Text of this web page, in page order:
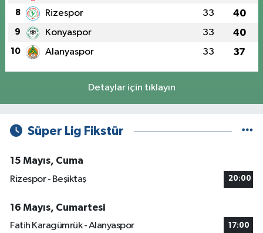
8 Rizespor 33 40
9 Konyaspor 33 40
10 Alanyaspor 33 37
Detaylar için tıklayın
Süper Lig Fikstür
15 Mayıs, Cuma
Rizespor - Beşiktaş
20:00
16 Mayıs, Cumartesi
Fatih Karagümrük - Alanyaspor
17:00